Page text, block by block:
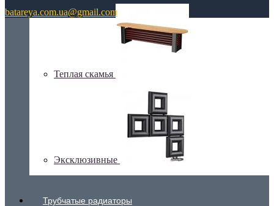
Теплая скамья
Эксклюзивные
Трубчатые радиаторы
batareya.com.ua@gmail.com